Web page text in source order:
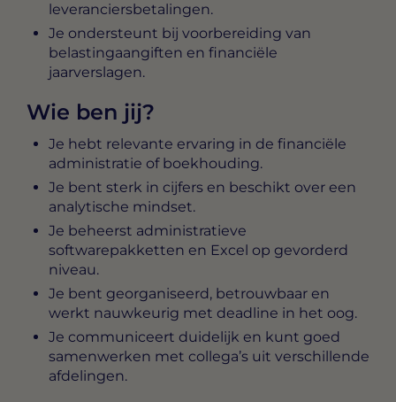
leveranciersbetalingen.
Je ondersteunt bij voorbereiding van
belastingaangiften en financiële
jaarverslagen.
Wie ben jij?
Je hebt relevante ervaring in de financiële
administratie of boekhouding.
Je bent sterk in cijfers en beschikt over een
analytische mindset.
Je beheerst administratieve
softwarepakketten en Excel op gevorderd
niveau.
Je bent georganiseerd, betrouwbaar en
werkt nauwkeurig met deadline in het oog.
Je communiceert duidelijk en kunt goed
samenwerken met collega’s uit verschillende
afdelingen.